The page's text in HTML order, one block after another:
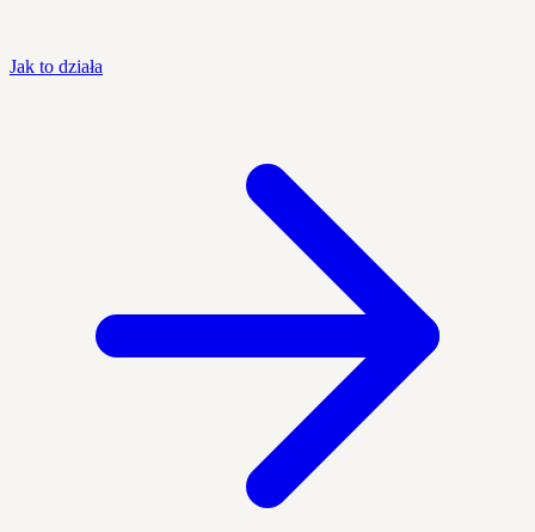
Jak to działa